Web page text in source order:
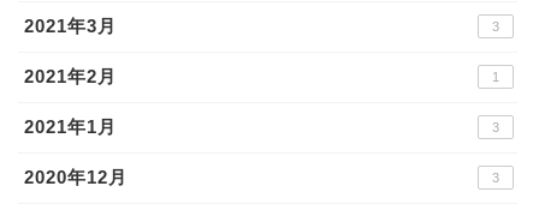
2021年3月 3
2021年2月 1
2021年1月 3
2020年12月 3